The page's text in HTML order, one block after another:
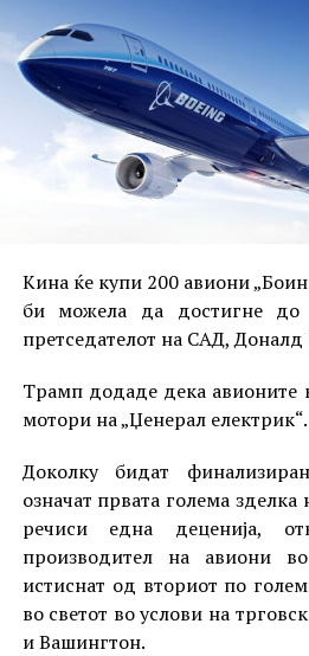
Кина ќе купи 200 авиони
би можела да достигне до
претседателот на САД,
Трамп додаде дека авионите
мотори на „Џенерал електрик“.
Доколку бидат
означат првата голема
речиси една деценија,
производител на авиони
истиснат од вториот по
во светот во услови на
и Вашингтон.